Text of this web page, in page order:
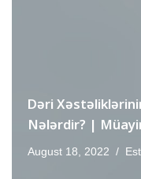
Dəri
Nələrdir? |
August 18, 2022